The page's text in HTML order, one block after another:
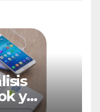
y